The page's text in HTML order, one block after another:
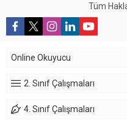
Tüm
Online Okuyucu
2. Sınıf Çalışmaları
4. Sınıf Çalışmaları